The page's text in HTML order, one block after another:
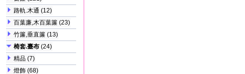
路軌.木通 (12)
百葉廉,木百葉簾 (23)
竹簾,垂直簾 (13)
椅套.臺布 (24)
精品 (7)
燈飾 (68)